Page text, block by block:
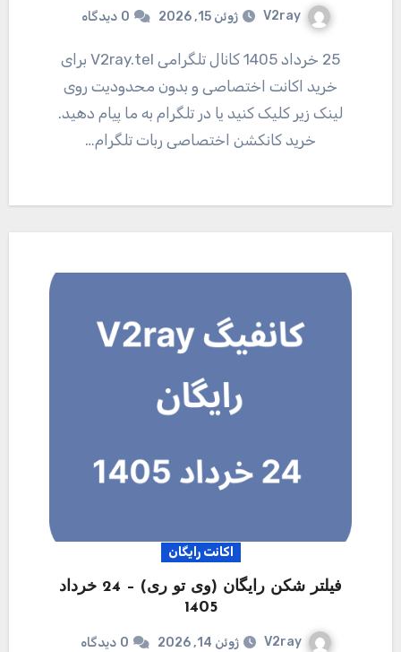
V2ray ژوئن 15, 2026 0 دیدگاه
25 خرداد 1405 کانال تلگرامی V2ray.tel برای
خرید اکانت اختصاصی و بدون محدودیت روی
لینک زیر کلیک کنید یا در تلگرام به ما پیام دهید.
خرید کانکشن اختصاصی ربات تلگرام…
اکانت رایگان
فیلتر شکن رایگان (وی تو ری) – 24 خرداد
1405
V2ray ژوئن 14, 2026 0 دیدگاه